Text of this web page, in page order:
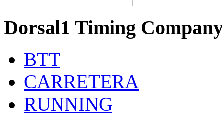
Dorsal1 Timing
BTT
CARRETERA
RUNNING